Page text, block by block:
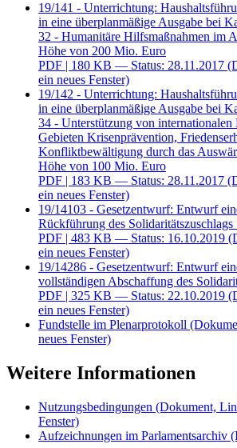
19/141 - Unterrichtung:
in eine überplanmäßige Ausgabe bei
32 - Humanitäre Hilfsmaßnahmen im
Höhe von 200 Mio. Euro
PDF | 180 KB — Status: 28.11.2017
ein neues Fenster)
19/142 - Unterrichtung:
in eine überplanmäßige Ausgabe bei
34 - Unterstützung von internationalen
Gebieten Krisenprävention,
Konfliktbewältigung durch das
Höhe von 100 Mio. Euro
PDF | 183 KB — Status: 28.11.2017
ein neues Fenster)
19/14103 - Gesetzentwurf: Entwurf
Rückführung des Solidaritätszuschlags
PDF | 483 KB — Status: 16.10.2019
ein neues Fenster)
19/14286 - Gesetzentwurf: Entwurf
vollständigen Abschaffung des
PDF | 325 KB — Status: 22.10.2019
ein neues Fenster)
Fundstelle im Plenarprotokoll
neues Fenster)
Weitere Informationen
Nutzungsbedingungen (Dokument,
Fenster)
Aufzeichnungen im Parlamentsarchiv